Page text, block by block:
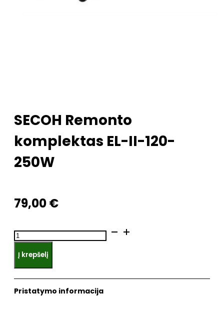
SECOH Remonto
komplektas EL-II-120-
250W
79,00€
produkto
kiekis:
SECOH
Remonto
komplektas
EL-
Į krepšelį
Pristatymo informacija